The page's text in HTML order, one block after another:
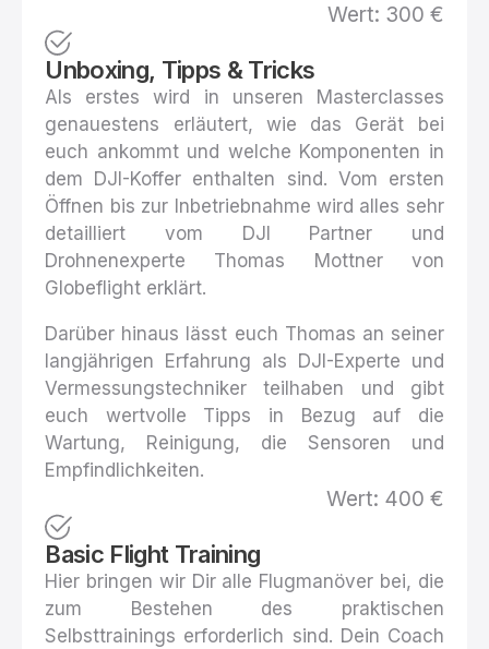
Wert: 300 €
Unboxing, Tipps & Tricks
Als erstes wird in unseren Masterclasses
genauestens erläutert, wie das Gerät bei
euch ankommt und welche Komponenten in
dem DJI-Koffer enthalten sind. Vom ersten
Öffnen bis zur Inbetriebnahme wird alles sehr
detailliert vom DJI Partner und
Drohnenexperte Thomas Mottner von
Globeflight erklärt.
Darüber hinaus lässt euch Thomas an seiner
langjährigen Erfahrung als DJI-Experte und
Vermessungstechniker teilhaben und gibt
euch wertvolle Tipps in Bezug auf die
Wartung, Reinigung, die Sensoren und
Empfindlichkeiten.
Wert: 400 €
Basic Flight Training
Hier bringen wir Dir alle Flugmanöver bei, die
zum Bestehen des praktischen
Selbsttrainings erforderlich sind. Dein Coach